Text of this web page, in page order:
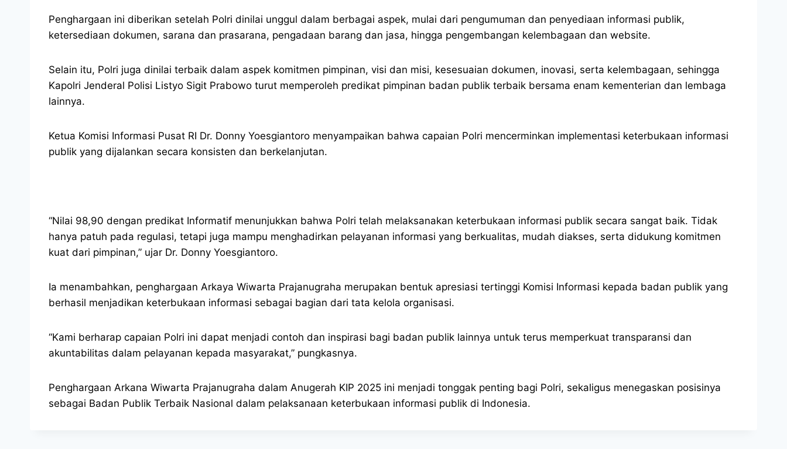
Penghargaan ini diberikan setelah Polri dinilai unggul dalam berbagai aspek, mulai dari pengumuman dan penyediaan informasi publik,
ketersediaan dokumen, sarana dan prasarana, pengadaan barang dan jasa, hingga pengembangan kelembagaan dan website.
Selain itu, Polri juga dinilai terbaik dalam aspek komitmen pimpinan, visi dan misi, kesesuaian dokumen, inovasi, serta kelembagaan, sehingga
Kapolri Jenderal Polisi Listyo Sigit Prabowo turut memperoleh predikat pimpinan badan publik terbaik bersama enam kementerian dan lembaga
lainnya.
Ketua Komisi Informasi Pusat RI Dr. Donny Yoesgiantoro menyampaikan bahwa capaian Polri mencerminkan implementasi keterbukaan informasi
publik yang dijalankan secara konsisten dan berkelanjutan.
“Nilai 98,90 dengan predikat Informatif menunjukkan bahwa Polri telah melaksanakan keterbukaan informasi publik secara sangat baik. Tidak
hanya patuh pada regulasi, tetapi juga mampu menghadirkan pelayanan informasi yang berkualitas, mudah diakses, serta didukung komitmen
kuat dari pimpinan,” ujar Dr. Donny Yoesgiantoro.
Ia menambahkan, penghargaan Arkaya Wiwarta Prajanugraha merupakan bentuk apresiasi tertinggi Komisi Informasi kepada badan publik yang
berhasil menjadikan keterbukaan informasi sebagai bagian dari tata kelola organisasi.
“Kami berharap capaian Polri ini dapat menjadi contoh dan inspirasi bagi badan publik lainnya untuk terus memperkuat transparansi dan
akuntabilitas dalam pelayanan kepada masyarakat,” pungkasnya.
Penghargaan Arkana Wiwarta Prajanugraha dalam Anugerah KIP 2025 ini menjadi tonggak penting bagi Polri, sekaligus menegaskan posisinya
sebagai Badan Publik Terbaik Nasional dalam pelaksanaan keterbukaan informasi publik di Indonesia.